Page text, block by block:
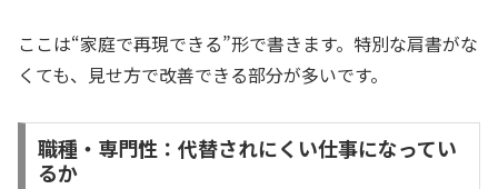
ここは“家庭で再現できる”形で書きます。特別な肩書がな
くても、見せ方で改善できる部分が多いです。
職種・専門性：代替されにくい仕事になってい
るか